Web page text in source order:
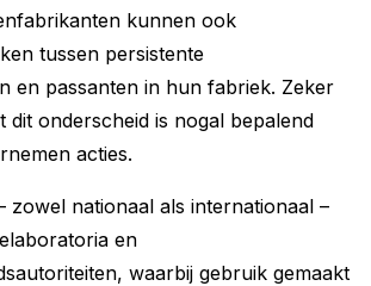
kunnen ook
tussen persistente
en passanten in hun fabriek. Zeker
dit onderscheid is nogal bepalend
acties.
zowel nationaal als internationaal –
en
waarbij gebruik gemaakt